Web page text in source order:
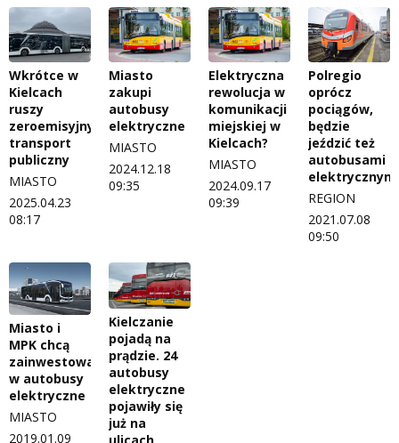
Wkrótce w
Kielcach
ruszy
zeroemisyjny
transport
publiczny
MIASTO
2025.04.23
08:17
Miasto
zakupi
autobusy
elektryczne
MIASTO
2024.12.18
09:35
Elektryczna
rewolucja w
komunikacji
miejskiej w
Kielcach?
MIASTO
2024.09.17
09:39
Polregio
oprócz
pociągów,
będzie
jeździć też
autobusami
elektrycznymi
REGION
2021.07.08
09:50
Miasto i
MPK chcą
zainwestować
w autobusy
elektryczne
MIASTO
2019.01.09
Kielczanie
pojadą na
prądzie. 24
autobusy
elektryczne
pojawiły się
już na